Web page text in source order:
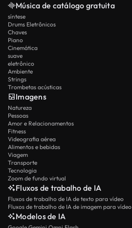
Música de catálogo gratuita
síntese
Drums Eletrônicos
Chaves
Piano
Cinemática
suave
eletrônico
Ambiente
Strings
Trombetas acústicas
Imagens
Natureza
Pessoas
Amor e Relacionamentos
Fitness
Videografia aérea
Alimentos e bebidas
Viagem
Transporte
Tecnologia
Zoom de fundo virtual
Fluxos de trabalho de IA
Fluxos de trabalho de IA de texto para vídeo
Fluxos de trabalho de IA de imagem para vídeo
Modelos de IA